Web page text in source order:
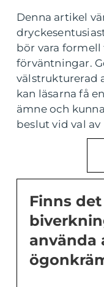
Denna artikel
bör vara
förväntningar.
välstrukturerad
kan läsarna få
ämne och
beslut vid val
Finns
använda